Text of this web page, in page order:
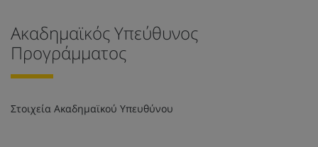
Ακαδημαϊκός Υπεύθυνος
Προγράμματος
Στοιχεία Ακαδημαϊκού Υπευθύνου